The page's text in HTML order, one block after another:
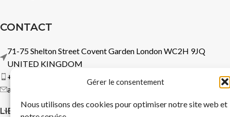
Gérer le consentement
Nous utilisons des cookies pour optimiser notre site web et
CONTACT
71-75 Shelton Street Covent Garden London WC2H 9JQ
UNITED KINGDOM
+44 7737 360583
admin@logitechsoftware.com
LIENS RAPIDES